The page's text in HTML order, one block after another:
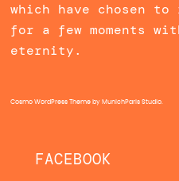
which have chosen
for a few moments
eternity.
Cosmo WordPress Themeby MunichParis Studio.
FACEBOOK